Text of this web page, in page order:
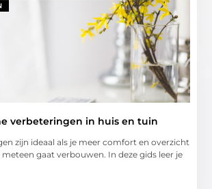
verbeteringen in huis en tuin
zijn ideaal als je meer comfort en overzicht
gaat verbouwen. In deze gids leer je